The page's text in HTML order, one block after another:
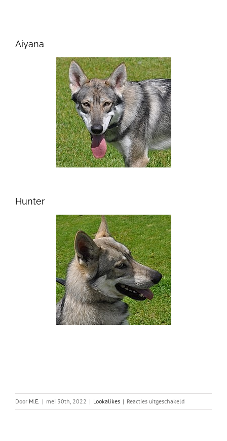
Aiyana
Hunter
Door M.E. | mei 30th, 2022 | Lookalikes | Reacties uitgeschakeldvoor
Tussentijdse